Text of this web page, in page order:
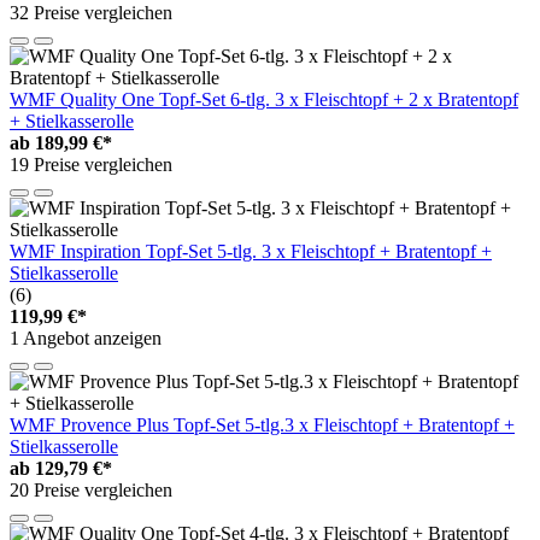
32 Preise vergleichen
WMF Quality One Topf-Set 6-tlg. 3 x Fleischtopf + 2 x Bratentopf
+ Stielkasserolle
ab 189,99 €*
19 Preise vergleichen
WMF Inspiration Topf-Set 5-tlg. 3 x Fleischtopf + Bratentopf +
Stielkasserolle
(6)
119,99 €*
1 Angebot anzeigen
WMF Provence Plus Topf-Set 5-tlg.3 x Fleischtopf + Bratentopf +
Stielkasserolle
ab 129,79 €*
20 Preise vergleichen